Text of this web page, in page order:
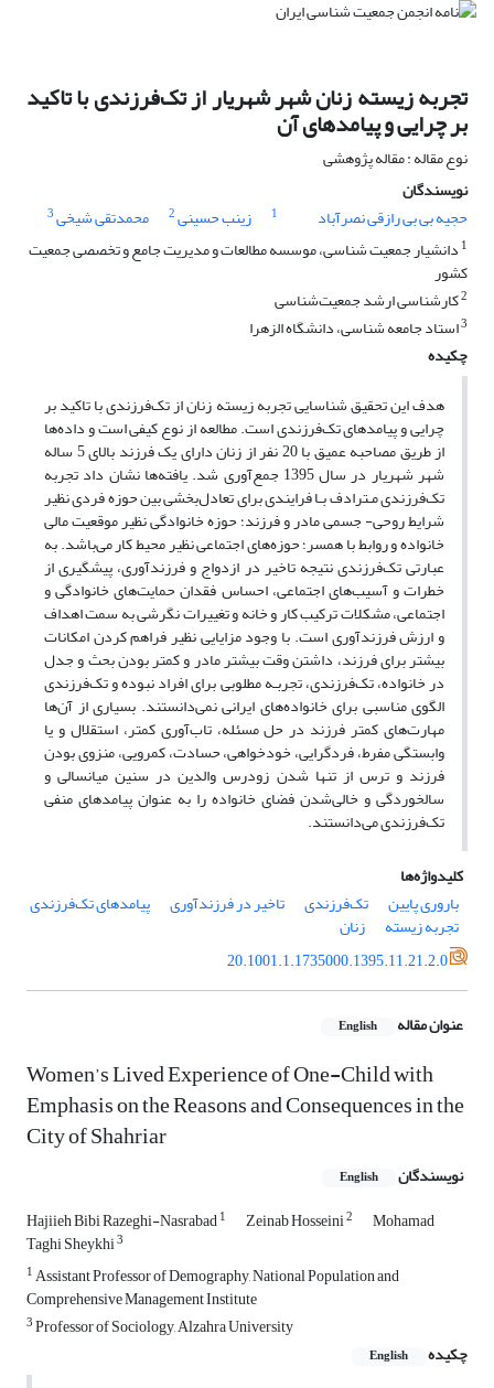
تجربه زیسته زنان شهر شهریار از تک‌فرزندی با تاکید
بر چرایی و پیامدهای آن
نوع مقاله : مقاله پژوهشی
نویسندگان
حجیه بی بی رازقی نصرآباد
1 زینب حسینی2 محمد‌تقی شیخی3
1 دانشیار جمعیت شناسی، موسسه مطالعات و مدیریت جامع و تخصصی جمعیت
کشور
2کارشناسی ارشد جمعیت‌شناسی
3استاد جامعه شناسی، دانشگاه الزهرا
چکیده
هدف این تحقیق شناسایی تجربه زیسته زنان از تک‌فرزندی با تاکید بر
چرایی و پیامدهای تک‌فرزندی است. مطالعه از نوع کیفی است و داده‌‌ها
از طریق مصاحبه عمیق با 20 نفر از زنان دارای یک فرزند بالای 5 ساله
شهر شهریار در سال 1395 جمع‌آوری شد. یافته‌ها نشان داد تجربه
تک‌فرزندی مـترادف بـا فرایندی برای تعادل‌بخشی بین حوزه فردی نظیر
شرایط روحی- جسمی مادر و فرزند؛ حوزه خانوادگی نظیر موقعیت مالی
خانواده و روابط با همسر؛ حوزه‌های اجتماعی نظیر محیط کار می‌باشد. به
عبارتی تک‌فرزندی نتیجه تاخیر در ازدواج و فرزندآوری، پیشگیری از
خطرات و آسیب‌های اجتماعی، احساس فقدان حمایت‌های خانوادگی و
اجتماعی، مشکلات ترکیب کار و خانه و تغییرات نگرشی به سمت اهداف
و ارزش فرزندآوری است. با وجود مزایایی نظیر فراهم کردن امکانات
بیشتر برای فرزند، داشتن وقت بیشتر مادر و کمتر بودن بحث و جدل
در خانواده، تک‌فرزندی، تجربـه مطلوبی برای افراد نبوده و تک‌فرزندی
الگوی مناسبی برای خانواده‌های ایرانی نمی‌دانستند. بسیاری از آن‌ها
مهارت‌های کمتر فرزند در حل مسئله، تاب‌آوری کمتر، استقلال و یا
وابستگی مفرط، فردگرایی، خودخواهی، حسادت، کمرویی، منزوی بودن
فرزند و ترس از تنها شدن زودرس والدین در سنین میانسالی و
سالخوردگی و خالی‌شدن فضای خانواده را به عنوان پیامدهای منفی
تک‌فرزندی می‌دانستند.
کلیدواژه‌ها
باروری پایین
تک‌فرزندی تاخیر در فرزندآوری پیامدهای تک‌فرزندی
تجربه زیسته
زنان
20.1001.1.1735000.1395.11.21.2.0
عنوان مقاله English
Women’s Lived Experience of One-Child with
Emphasis on the Reasons and Consequences in the
City of Shahriar
نویسندگان English
Hajiieh Bibi Razeghi-Nasrabad1 Zeinab Hosseini2 Mohamad
Taghi Sheykhi3
1Assistant Professor of Demography, National Population and
Comprehensive Management Institute
3Professor of Sociology, Alzahra University
چکیده
English